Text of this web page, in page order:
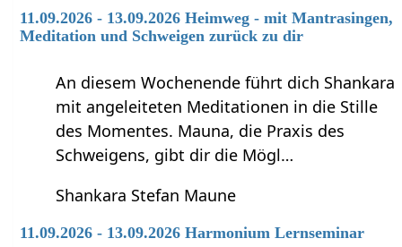
11.09.2026 - 13.09.2026 Heimweg - mit Mantrasingen,
Meditation und Schweigen zurück zu dir
An diesem Wochenende führt dich Shankara
mit angeleiteten Meditationen in die Stille
des Momentes. Mauna, die Praxis des
Schweigens, gibt dir die Mögl…
Shankara Stefan Maune
11.09.2026 - 13.09.2026 Harmonium Lernseminar